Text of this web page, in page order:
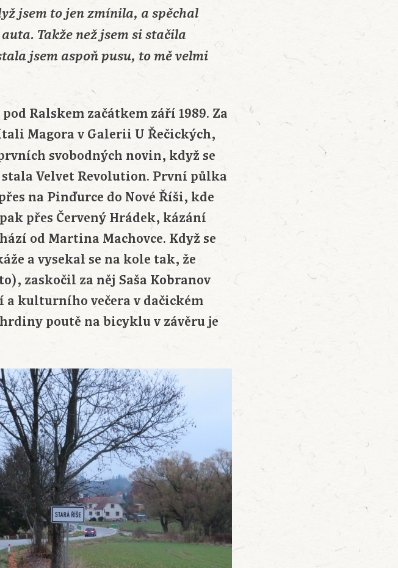
jsem to jen zmínila, a spěchal
Takže než jsem si stačila
jsem aspoň pusu, to mě velmi
Ralskem začátkem září 1989. Za
Magora v Galerii U Řečických,
svobodných novin, když se
Velvet Revolution. První půlka
na Pinďurce do Nové Říši, kde
přes Červený Hrádek, kázání
od Martina Machovce. Když se
a vysekal se na kole tak, že
zaskočil za něj Saša Kobranov
a kulturního večera v dačickém
poutě na bicyklu v závěru je